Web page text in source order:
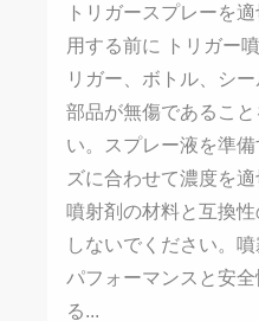
トリガースプレーを
用する前に トリガー
リガー、ボトル、シ
部品が無傷であるこ
い。スプレー液を準
ズに合わせて濃度を適
噴射剤の材料と互換
しないでください。噴
パフォーマンスと安全
る...